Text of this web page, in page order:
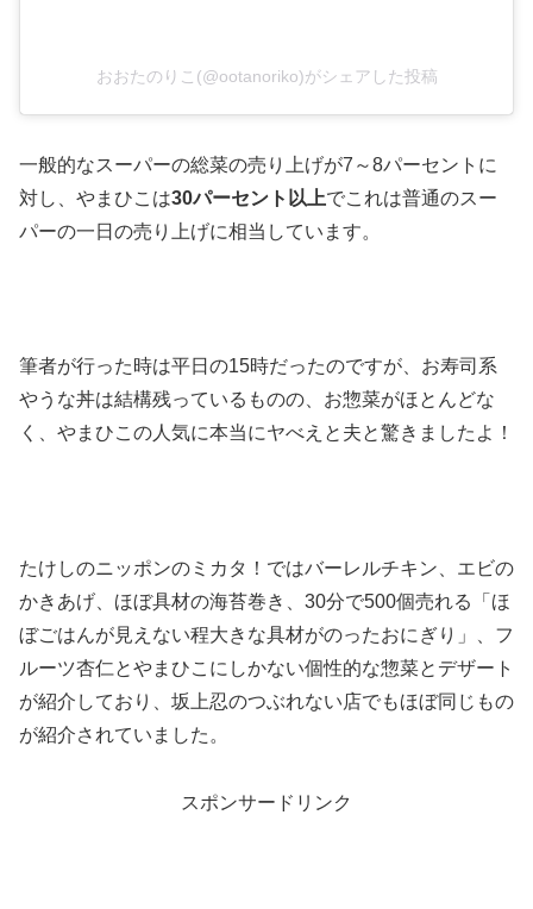
おおたのりこ(@ootanoriko)がシェアした投稿
一般的なスーパーの総菜の売り上げが7～8パーセントに
対し、やまひこは30パーセント以上でこれは普通のスー
パーの一日の売り上げに相当しています。
筆者が行った時は平日の15時だったのですが、お寿司系
やうな丼は結構残っているものの、お惣菜がほとんどな
く、やまひこの人気に本当にヤべえと夫と驚きましたよ！
たけしのニッポンのミカタ！ではバーレルチキン、エビの
かきあげ、ほぼ具材の海苔巻き、30分で500個売れる「ほ
ぼごはんが見えない程大きな具材がのったおにぎり」、フ
ルーツ杏仁とやまひこにしかない個性的な惣菜とデザート
が紹介しており、坂上忍のつぶれない店でもほぼ同じもの
が紹介されていました。
スポンサードリンク